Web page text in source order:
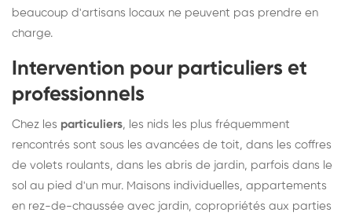
beaucoup d'artisans locaux ne peuvent pas prendre en
charge.
Intervention pour particuliers et
professionnels
Chez les particuliers, les nids les plus fréquemment
rencontrés sont sous les avancées de toit, dans les coffres
de volets roulants, dans les abris de jardin, parfois dans le
sol au pied d'un mur. Maisons individuelles, appartements
en rez-de-chaussée avec jardin, copropriétés aux parties